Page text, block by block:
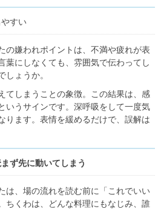
すい
の嫌われポイントは、不満や疲れが表
葉にしなくても、雰囲気で伝わってし
しょうか。
てしまうことの象徴。この結果は、感
いうサインです。深呼吸をして一度気
ります。表情を緩めるだけで、誤解は
ず先に動いてしまう
は、場の流れを読む前に「これでいい
ちくわは、どんな料理にもなじみ、誰